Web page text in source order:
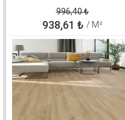
996,40₺
938,61 ₺ / M²